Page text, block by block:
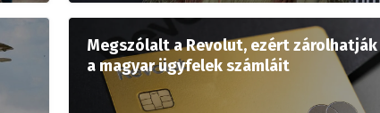
Megszólalt a Revolut, ezért zárolhatják
a magyar ügyfelek számláit